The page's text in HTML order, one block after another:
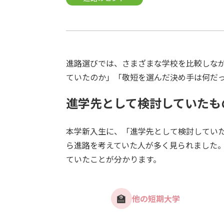
進路選びでは、さまざまな学校を比較しな
ていたのか」「敬短を選んだ決め手は何
進学先として検討していた
本学新入生に、「進学先として検討してい
ら進路を考えていた人が多く見られまし
ていたことが分かります。
🏫 他の短期大学